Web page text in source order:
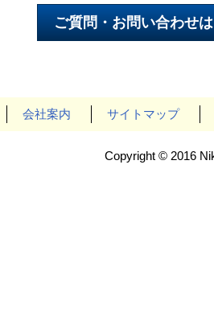
会社案内 サイトマップ
Copyright © 2016